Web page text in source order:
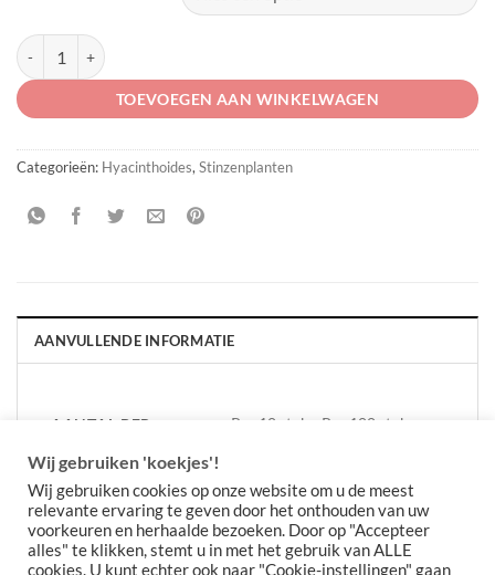
Hyacinthoides non-scripta aantal
TOEVOEGEN AAN WINKELWAGEN
Categorieën: Hyacinthoides,Stinzenplanten
AANVULLENDE INFORMATIE
AANTAL PER
Per 10 stuks, Per 100 stuks,
Wij gebruiken 'koekjes'!
Wij gebruiken cookies op onze website om u de meest
relevante ervaring te geven door het onthouden van uw
voorkeuren en herhaalde bezoeken. Door op "Accepteer
alles" te klikken, stemt u in met het gebruik van ALLE
cookies. U kunt echter ook naar "Cookie-instellingen" gaan